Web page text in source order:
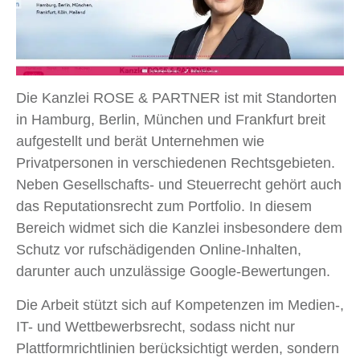
Die Kanzlei ROSE & PARTNER ist mit Standorten
in Hamburg, Berlin, München und Frankfurt breit
aufgestellt und berät Unternehmen wie
Privatpersonen in verschiedenen Rechtsgebieten.
Neben Gesellschafts- und Steuerrecht gehört auch
das Reputationsrecht zum Portfolio. In diesem
Bereich widmet sich die Kanzlei insbesondere dem
Schutz vor rufschädigenden Online-Inhalten,
darunter auch unzulässige Google-Bewertungen.
Die Arbeit stützt sich auf Kompetenzen im Medien-,
IT- und Wettbewerbsrecht, sodass nicht nur
Plattformrichtlinien berücksichtigt werden, sondern